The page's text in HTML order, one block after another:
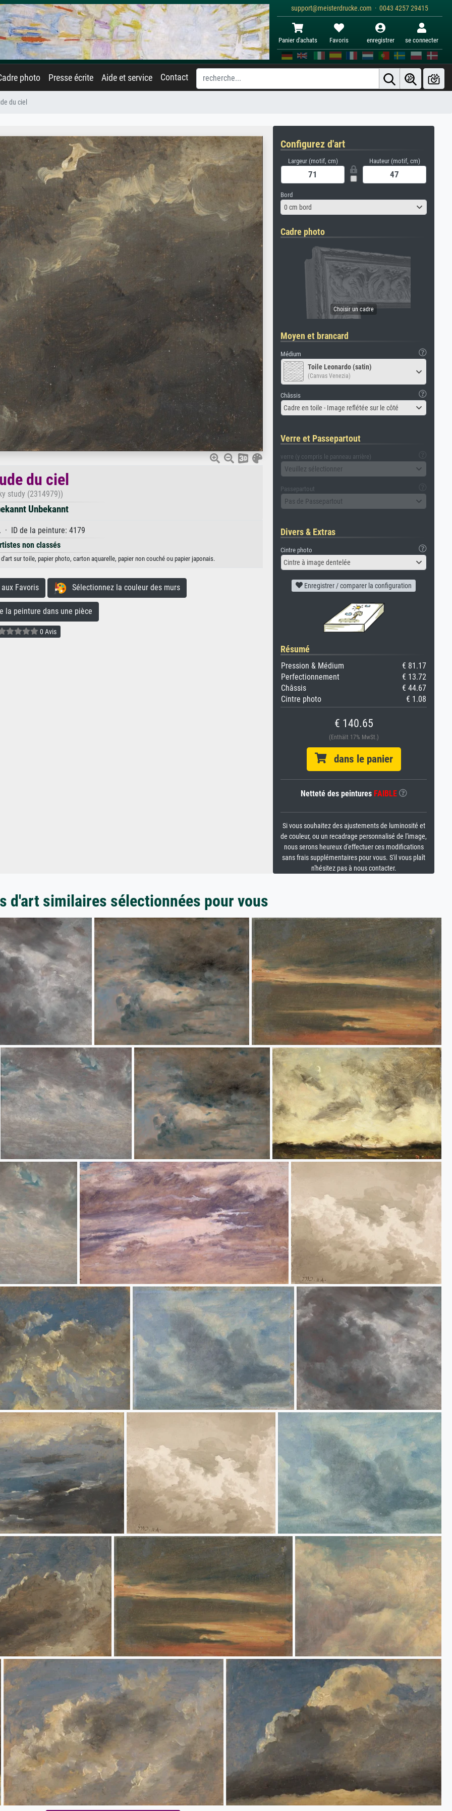
support@meisterdrucke.com · 0043 4257 29415
Panier d'achats Favoris enregistrer se connecter
photo Presse écrite Aide et service Contact
du ciel
du ciel
study (2314979))
Unbekannt
· ID de la peinture: 4179
non classés
sur toile, papier photo, carton aquarelle, papier non couché ou papier japonais.
Favoris Sélectionnez la couleur des murs
peinture dans une pièce
0 Avis
Configurez d'art
Largeur (motif, cm) Hauteur (motif, cm)
Bord
0 cm bord
Cadre photo
Moyen et brancard
Médium
Toile Leonardo (satin)
(Canvas Venezia)
Châssis
Cadre en toile - Image reflétée sur le côté
Verre et Passepartout
verre (y compris le panneau arrière)
Veuillez sélectionner
Passepartout
Pas de Passepartout
Divers & Extras
Cintre photo
Cintre à image dentelée
Enregistrer / comparer la configuration
Résumé
Pression & Médium
€ 81.17
Perfectionnement
€ 13.72
Châssis
€ 44.67
Cintre photo
€ 1.08
€ 140.65
(Enthält 17% MwSt.)
dans le panier
Netteté des peintures FAIBLE
Si vous souhaitez des ajustements de luminosité et
de couleur, ou un recadrage personnalisé de l'image,
nous serons heureux d'effectuer ces modifications
sans frais supplémentaires pour vous. S'il vous plaît
n'hésitez pas à nous contacter.
d'art similaires sélectionnées pour vous